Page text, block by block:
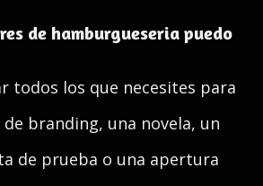
de hamburgueseria puedo
todos los que necesites para
branding, una novela, un
de prueba o una apertura